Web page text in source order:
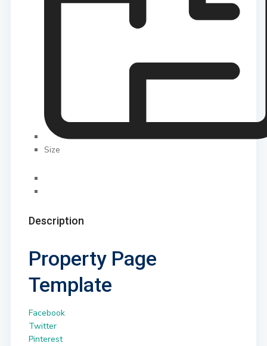
Size
Description
Property Page
Template
Facebook
Twitter
Pinterest